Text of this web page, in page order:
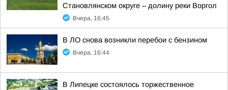
Становлянском округе – долину реки Воргол
Вчера, 16:45
В ЛО снова возникли перебои с бензином
Вчера, 16:44
В Липецке состоялось торжественное